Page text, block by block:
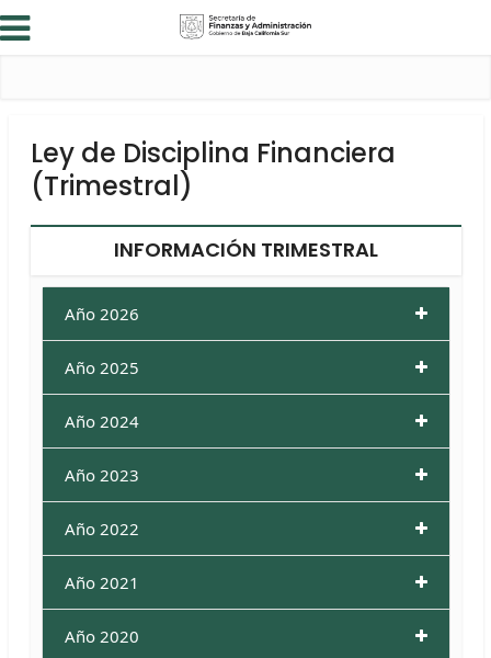
Ley de Disciplina Financiera
(Trimestral)
INFORMACIÓN TRIMESTRAL
Año 2026
Año 2025
Año 2024
Año 2023
Año 2022
Año 2021
Año 2020